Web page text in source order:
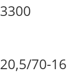
3300
20,5/70-16